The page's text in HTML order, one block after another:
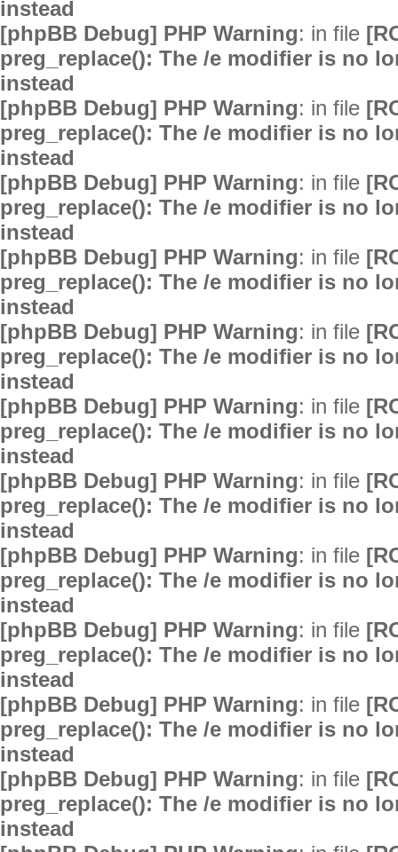
instead
[phpBB Debug] PHP Warning: in file
preg_replace(): The /e modifier is no
instead
[phpBB Debug] PHP Warning: in file
preg_replace(): The /e modifier is no
instead
[phpBB Debug] PHP Warning: in file
preg_replace(): The /e modifier is no
instead
[phpBB Debug] PHP Warning: in file
preg_replace(): The /e modifier is no
instead
[phpBB Debug] PHP Warning: in file
preg_replace(): The /e modifier is no
instead
[phpBB Debug] PHP Warning: in file
preg_replace(): The /e modifier is no
instead
[phpBB Debug] PHP Warning: in file
preg_replace(): The /e modifier is no
instead
[phpBB Debug] PHP Warning: in file
preg_replace(): The /e modifier is no
instead
[phpBB Debug] PHP Warning: in file
preg_replace(): The /e modifier is no
instead
[phpBB Debug] PHP Warning: in file
preg_replace(): The /e modifier is no
instead
[phpBB Debug] PHP Warning: in file
preg_replace(): The /e modifier is no
instead